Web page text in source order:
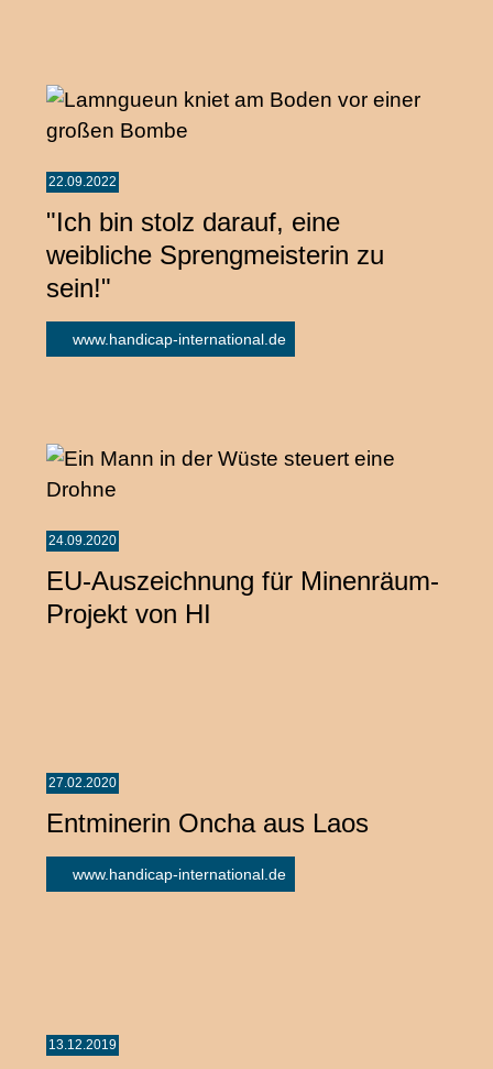
22.09.2022
"Ich bin stolz darauf, eine
weibliche Sprengmeisterin zu
sein!"
www.handicap-international.de
24.09.2020
EU-Auszeichnung für Minenräum-
Projekt von HI
27.02.2020
Entminerin Oncha aus Laos
www.handicap-international.de
13.12.2019